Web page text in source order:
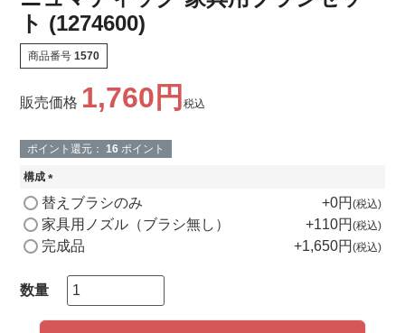
ト (1274600)
商品番号 1570
販売価格 1,760 税込
ポイント還元： 16 ポイント
構成
(
必
須
)
替えブラシのみ +0 税込
家具用ノズル（ブラシ無し） +110 税込
完成品 +1,650 税込